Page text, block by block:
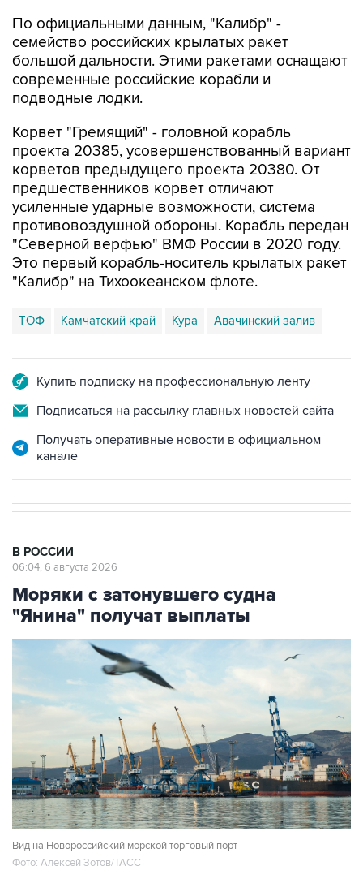
По официальными данным, "Калибр" -
семейство российских крылатых ракет
большой дальности. Этими ракетами оснащают
современные российские корабли и
подводные лодки.
Корвет "Гремящий" - головной корабль
проекта 20385, усовершенствованный вариант
корветов предыдущего проекта 20380. От
предшественников корвет отличают
усиленные ударные возможности, система
противовоздушной обороны. Корабль передан
"Северной верфью" ВМФ России в 2020 году.
Это первый корабль-носитель крылатых ракет
"Калибр" на Тихоокеанском флоте.
ТОФ Камчатский край Кура Авачинский залив
Купить подписку на профессиональную ленту
Подписаться на рассылку главных новостей сайта
Получать оперативные новости в официальном
канале
В РОССИИ
06:04, 6 августа 2026
Моряки с затонувшего судна
"Янина" получат выплаты
Вид на Новороссийский морской торговый порт
Фото: Алексей Зотов/ТАСС